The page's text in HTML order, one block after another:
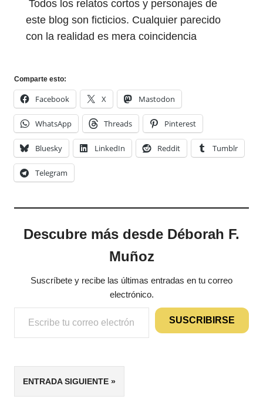
Todos los relatos cortos y personajes de
este blog son ficticios. Cualquier parecido
con la realidad es mera coincidencia
Comparte esto:
Facebook X Mastodon
WhatsApp Threads Pinterest
Bluesky LinkedIn Reddit Tumblr
Telegram
Descubre más desde Déborah F.
Muñoz
Suscríbete y recibe las últimas entradas en tu correo
electrónico.
Escribe tu correo electrónico…
SUSCRIBIRSE
ETIQUETAS
MICRORRELATOS
Navegación
ENTRADA SIGUIENTE